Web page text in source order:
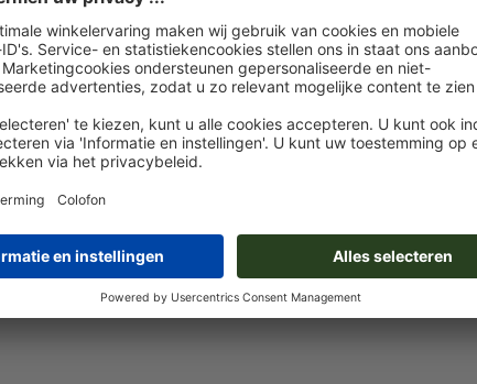
U kunt uw opgemaakte bestanden vóór of na aankoop
uploaden.
€ 62,70 €
Levering circa:
di. 18 aug.
167,8 g